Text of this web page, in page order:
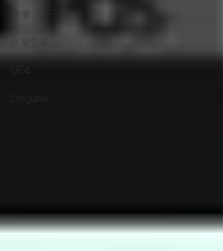
映像システム
作業効率化
Disguise